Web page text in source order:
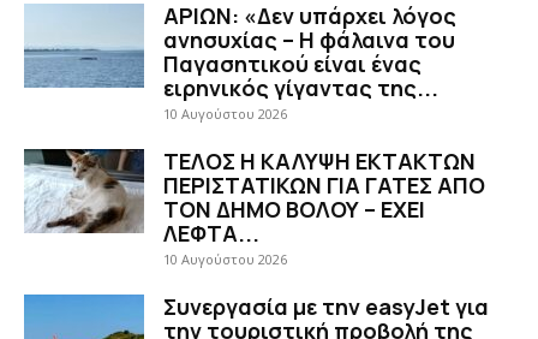
ΑΡΙΩΝ: «Δεν υπάρχει λόγος
ανησυχίας – Η φάλαινα του
Παγασητικού είναι ένας
ειρηνικός γίγαντας της...
10 Αυγούστου 2026
ΤΕΛΟΣ Η ΚΑΛΥΨΗ ΕΚΤΑΚΤΩΝ
ΠΕΡΙΣΤΑΤΙΚΩΝ ΓΙΑ ΓΑΤΕΣ ΑΠΟ
ΤΟΝ ΔΗΜΟ ΒΟΛΟΥ – ΕΧΕΙ
ΛΕΦΤΑ...
10 Αυγούστου 2026
Συνεργασία με την easyJet για
την τουριστική προβολή της